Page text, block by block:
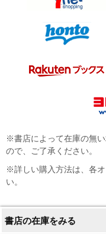
※書店によって在庫の無
ので、ご了承ください。
※詳しい購入方法は、各
い。
書店の在庫をみる